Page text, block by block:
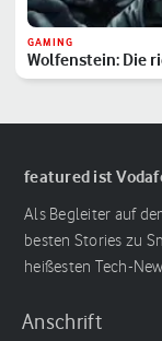
GAMING
Wolfenstein: Die
featured ist
Als Begleiter auf
besten Stories zu
heißesten Tech-
Anschrift